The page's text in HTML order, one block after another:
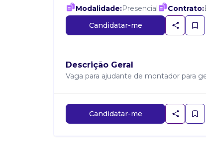
Modalidade:Presencial Contrato:
Candidatar-me
Descrição Geral
Vaga para ajudante de montador para
Candidatar-me